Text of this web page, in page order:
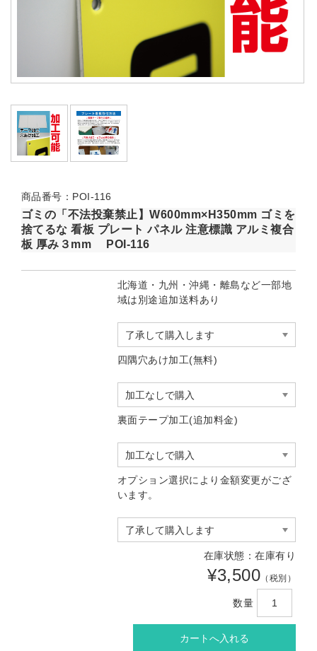
商品番号：POI-116
ゴミの「不法投棄禁止】W600mm×H350mm ゴミを
捨てるな 看板 プレート パネル 注意標識 アルミ複合
板 厚み３mm POI-116
北海道・九州・沖縄・離島など一部地
域は別途追加送料あり
四隅穴あけ加工(無料)
裏面テープ加工(追加料金)
オプション選択により金額変更がござ
います。
在庫状態：在庫有り
¥3,500 （税別）
数量